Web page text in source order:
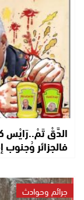
الدَّقْ تَمْ..رَايْس
فالجزائر وُجنوب
جرائم وحوادث